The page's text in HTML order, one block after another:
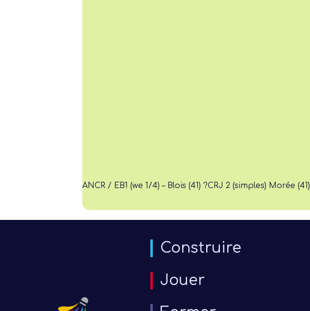
ANCR / EB1 (we 1/4) – Blois (41) ?CRJ 2 (simples) Morée (41)
Construire
Jouer